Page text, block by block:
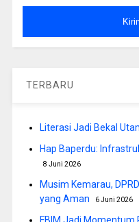
TERBARU
Literasi Jadi Bekal
Hap Baperdu:
8 Juni 2026
Musim Kemarau,
yang Aman
6 Juni 2026
FBIM Jadi Momentum